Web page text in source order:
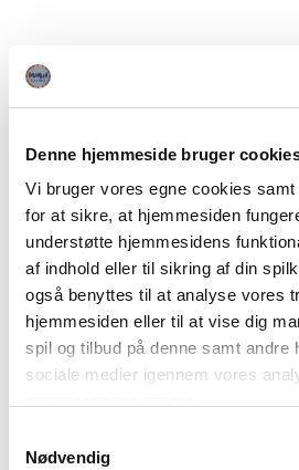
Denne hjemmeside bruger
Vi bruger vores egne cookies
for at sikre, at hjemmesiden
understøtte hjemmesidens
af indhold eller til sikring af din
også benyttes til at analyse vores
hjemmesiden eller til at vise dig
spil og tilbud på denne samt andre
sociale medier igennem vores
Du kan læse mere om vores brug
Nødvendig